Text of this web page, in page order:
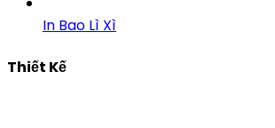
In Bao Lì Xì
Thiết Kế